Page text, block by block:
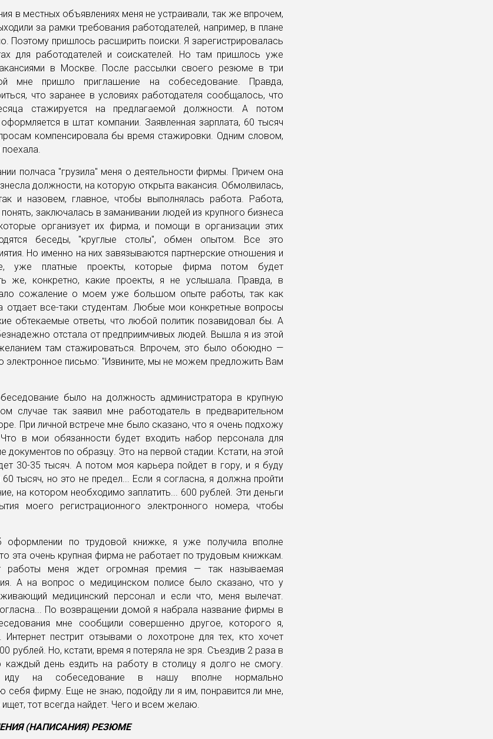
в местных объявлениях меня не устраивали, так же впрочем,
за рамки требования работодателей, например, в плане
Поэтому пришлось расширить поиски. Я зарегистрировалась
для работодателей и соискателей. Но там пришлось уже
в Москве. После рассылки своего резюме в три
мне пришло приглашение на собеседование. Правда,
что заранее в условиях работодателя сообщалось, что
стажируется на предлагаемой должности. А потом
в штат компании. Заявленная зарплата, 60 тысяч
компенсировала бы время стажировки. Одним словом,
полчаса "грузила" меня о деятельности фирмы. Причем она
должности, на которую открыта вакансия. Обмолвилась,
и назовем, главное, чтобы выполнялась работа. Работа,
заключалась в заманивании людей из крупного бизнеса
организует их фирма, и помощи в организации этих
беседы, "круглые столы", обмен опытом. Все это
Но именно на них завязываются партнерские отношения и
уже платные проекты, которые фирма потом будет
же, конкретно, какие проекты, я не услышала. Правда, в
сожаление о моем уже большом опыте работы, так как
отдает все-таки студентам. Любые мои конкретные вопросы
обтекаемые ответы, что любой политик позавидовал бы. А
отстала от предприимчивых людей. Вышла я из этой
там стажироваться. Впрочем, это было обоюдно —
электронное письмо: "Извините, мы не можем предложить Вам
было на должность администратора в крупную
случае так заявил мне работодатель в предварительном
При личной встрече мне было сказано, что я очень подхожу
в мои обязанности будет входить набор персонала для
документов по образцу. Это на первой стадии. Кстати, на этой
30-35 тысяч. А потом моя карьера пойдет в гору, и я буду
тысяч, но это не предел... Если я согласна, я должна пройти
на котором необходимо заплатить... 600 рублей. Эти деньги
моего регистрационного электронного номера, чтобы
по трудовой книжке, я уже получила вполне
эта очень крупная фирма не работает по трудовым книжкам.
работы меня ждет огромная премия — так называемая
А на вопрос о медицинском полисе было сказано, что у
медицинский персонал и если что, меня вылечат.
По возвращении домой я набрала название фирмы в
мне сообщили совершенно другое, которого я,
Интернет пестрит отзывами о лохотроне для тех, кто хочет
рублей. Но, кстати, время я потеряла не зря. Съездив 2 раза в
каждый день ездить на работу в столицу я долго не смогу.
иду на собеседование в нашу вполне нормально
себя фирму. Еще не знаю, подойду ли я им, понравится ли мне,
ищет, тот всегда найдет. Чего и всем желаю.
(НАПИСАНИЯ) РЕЗЮМЕ